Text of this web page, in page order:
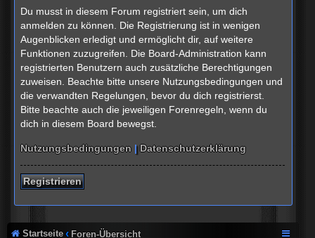
Du musst in diesem Forum registriert sein, um dich
anmelden zu können. Die Registrierung ist in wenigen
Augenblicken erledigt und ermöglicht dir, auf weitere
Funktionen zuzugreifen. Die Board-Administration kann
registrierten Benutzern auch zusätzliche Berechtigungen
zuweisen. Beachte bitte unsere Nutzungsbedingungen und
die verwandten Regelungen, bevor du dich registrierst.
Bitte beachte auch die jeweiligen Forenregeln, wenn du
dich in diesem Board bewegst.
Nutzungsbedingungen |Datenschutzerklärung
Registrieren
Startseite Foren-Übersicht